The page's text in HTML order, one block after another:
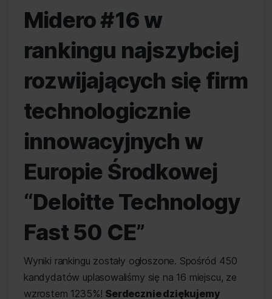
Midero #16 w
rankingu najszybciej
rozwijających się firm
technologicznie
innowacyjnych w
Europie Środkowej
“Deloitte Technology
Fast 50 CE”
Wyniki rankingu zostały ogłoszone. Spośród 450
kandydatów uplasowaliśmy się na 16 miejscu, ze
wzrostem 1235%! Serdecznie dziękujemy